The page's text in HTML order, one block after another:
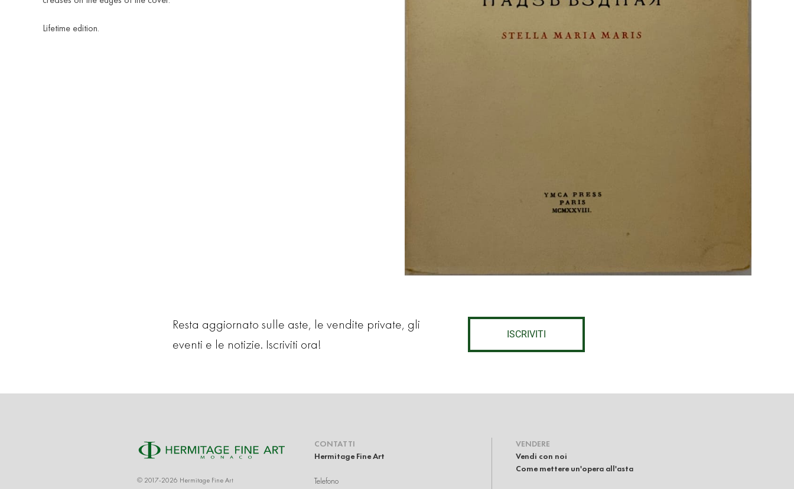
Lifetime edition.
Resta aggiornato sulle aste, le vendite private, gli
eventi e le notizie. Iscriviti ora!
ISCRIVITI
© 2017-2026 Hermitage Fine Art
CONTATTI
Hermitage Fine Art
Telefono
VENDERE
Vendi con noi
Come mettere un'opera all'asta